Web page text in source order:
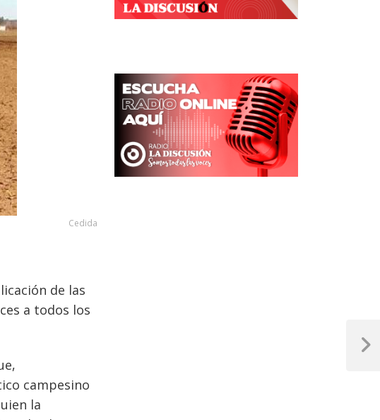
Cedida
de las
a todos los
campesino
la
Next